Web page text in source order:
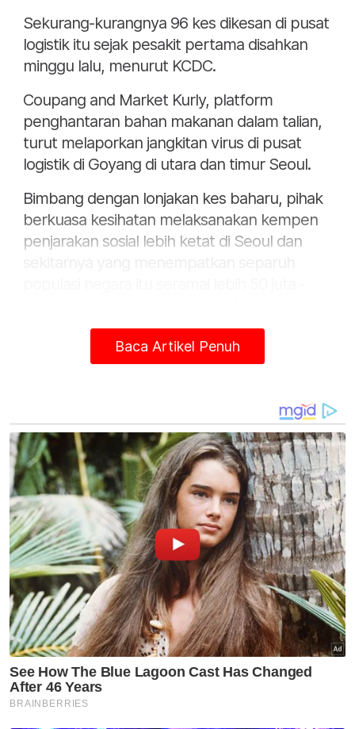
Sekurang-kurangnya 96 kes dikesan di pusat
logistik itu sejak pesakit pertama disahkan
minggu lalu, menurut KCDC.
Coupang and Market Kurly, platform
penghantaran bahan makanan dalam talian,
turut melaporkan jangkitan virus di pusat
logistik di Goyang di utara dan timur Seoul.
Bimbang dengan lonjakan kes baharu, pihak
berkuasa kesihatan melaksanakan kempen
penjarakan sosial lebih ketat di Seoul dan
Artikel Berkaitan:
Anak Achey berjaya jual 3,000 pek gula-gula dalam
tempoh dua jam
Korea Selatan turunkan tahap jangkitan Covid-19
kepada selesema bermusim
Muat turun aplikasi Sinar Harian.Klik di sini!
Jawab soalan kaji selidik dandapatkan
baucar tunai.
×
Berapakah umur anda?
Kurang daripada 18 tahun
18 - 24 tahun
25 - 34 tahun
35 - 44 tahun
45 - 54 tahun
55 - 64 tahun
Baca Artikel Penuh